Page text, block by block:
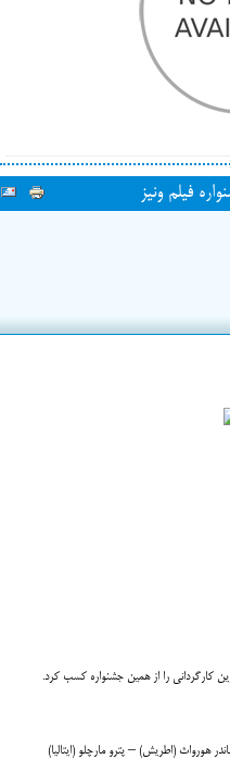
کن، راه برای مستقل‌ها باز است
هورواث (اطریش) – پترو مارچلو (ایتالیا)